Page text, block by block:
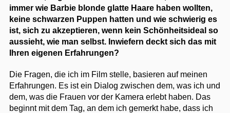
immer wie Barbie blonde glatte Haare haben wollten,
keine schwarzen Puppen hatten und wie schwierig es
ist, sich zu akzeptieren, wenn kein Schönheitsideal so
aussieht, wie man selbst. Inwiefern deckt sich das mit
Ihren eigenen Erfahrungen?
Die Fragen, die ich im Film stelle, basieren auf meinen
Erfahrungen. Es ist ein Dialog zwischen dem, was ich und
dem, was die Frauen vor der Kamera erlebt haben. Das
beginnt mit dem Tag, an dem ich gemerkt habe, dass ich